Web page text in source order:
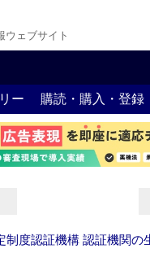
ウェブサイト
ー 購読・購入・登録
制度認証機構 認証機関の